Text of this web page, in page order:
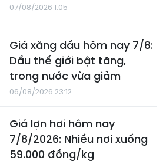
07/08/2026 1:05
Giá xăng dầu hôm nay 7/8:
Dầu thế giới bật tăng,
trong nước vừa giảm
06/08/2026 23:12
Giá lợn hơi hôm nay
7/8/2026: Nhiều nơi xuống
59.000 đồng/kg